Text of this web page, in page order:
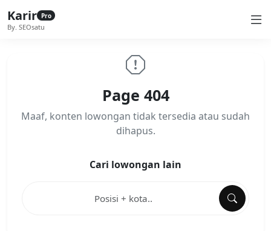
Karir Pro
By. SEOsatu
Page 404
Maaf, konten lowongan tidak tersedia atau sudah
dihapus.
Cari lowongan lain